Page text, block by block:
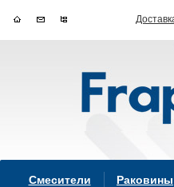
Смесители Раковины